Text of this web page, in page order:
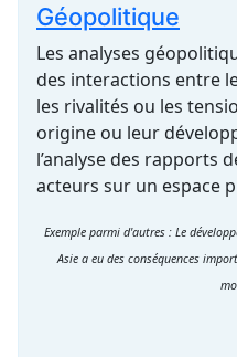
Géopolitique
Les analyses
des interactions entre
les rivalités ou les
origine ou leur
l’analyse des rapports
acteurs sur un espace
Exemple parmi d'autres : Le
Asie a eu des conséquences